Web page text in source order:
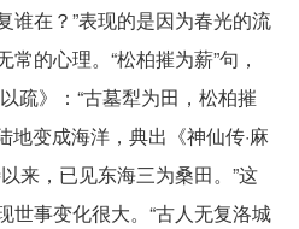
谁在？”表现的是因为春光的流
的心理。“松柏摧为薪”句，
疏》：“古墓犁为田，松柏摧
地变成海洋，典出《神仙传·麻
来，已见东海三为桑田。”这
世事变化很大。“古人无复洛城